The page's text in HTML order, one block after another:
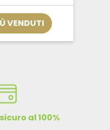
VENDUTI
al 100%